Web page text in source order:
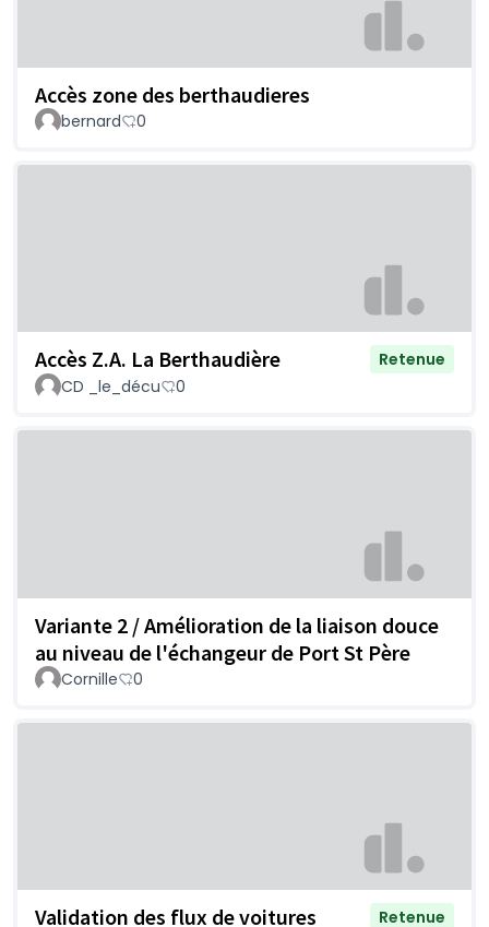
Accès zone des berthaudieres
bernard 0
Accès Z.A. La Berthaudière
Retenue
CD _le_décu
0
Variante 2 / Amélioration de la liaison douce
au niveau de l'échangeur de Port St Père
Cornille 0
Validation des flux de voitures
Retenue